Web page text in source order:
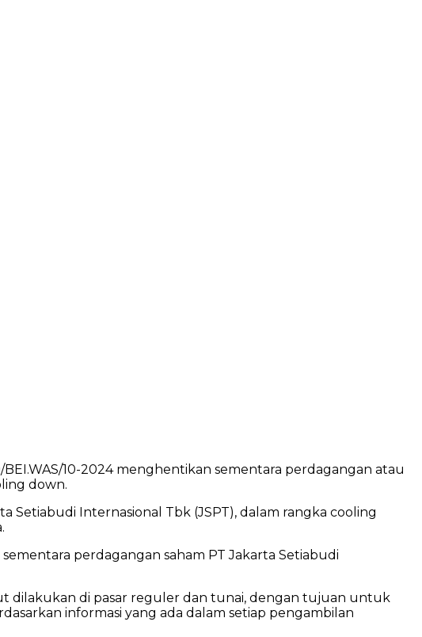
10-2024 menghentikan sementara perdagangan atau
down.
Internasional Tbk (JSPT), dalam rangka cooling
perdagangan saham PT Jakarta Setiabudi
dilakukan di pasar reguler dan tunai, dengan tujuan untuk
informasi yang ada dalam setiap pengambilan